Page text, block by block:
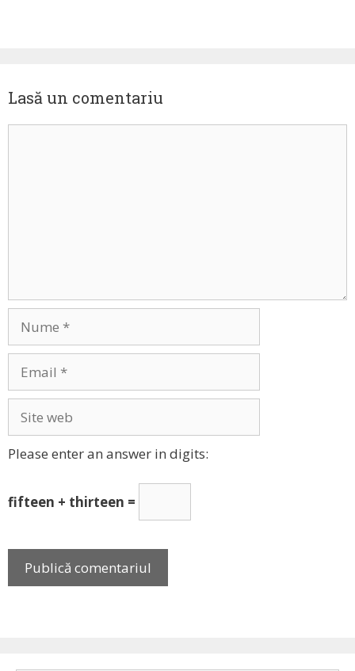
Lasă un comentariu
web
Please enter an answer in digits:
fifteen + thirteen =